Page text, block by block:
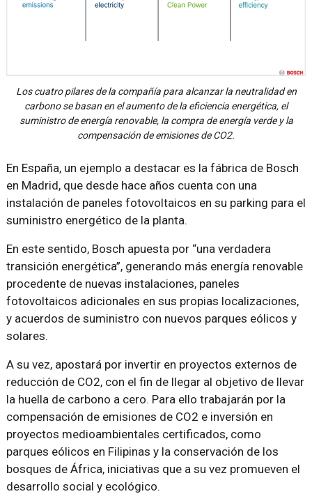
Los cuatro pilares de la compañía para alcanzar la neutralidad en
carbono se basan en el aumento de la eficiencia energética, el
suministro de energía renovable, la compra de energía verde y la
compensación de emisiones de CO2.
En España, un ejemplo a destacar es la fábrica de Bosch
en Madrid, que desde hace años cuenta con una
instalación de paneles fotovoltaicos en su parking para el
suministro energético de la planta.
En este sentido, Bosch apuesta por “una verdadera
transición energética”, generando más energía renovable
procedente de nuevas instalaciones, paneles
fotovoltaicos adicionales en sus propias localizaciones,
y acuerdos de suministro con nuevos parques eólicos y
solares.
A su vez, apostará por invertir en proyectos externos de
reducción de CO2, con el fin de llegar al objetivo de llevar
la huella de carbono a cero. Para ello trabajarán por la
compensación de emisiones de CO2 e inversión en
proyectos medioambientales certificados, como
parques eólicos en Filipinas y la conservación de los
bosques de África, iniciativas que a su vez promueven el
desarrollo social y ecológico.